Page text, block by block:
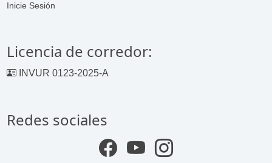
Inicie Sesión
Licencia de corredor:
INVUR 0123-2025-A
Redes sociales